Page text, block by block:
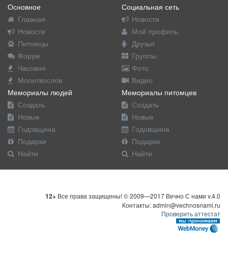
Основное
Главная
Новости
Питомцы
Форум
Часовня
Молитвослов
Социальная сеть
Новости
Мой профиль
Друзья
Группы
Фото
Видео
Мемориалы людей
Создать
Новые
Годовщина
Подарки
Найти
Мемориалы питомцев
Создать
Новые
Годовщина
Подарки
Найти
12+ Все права защищены! © 2009—2017 Вечно С нами v.4.0
Контакты: admin@vechnosnami.ru
Проверить аттестат